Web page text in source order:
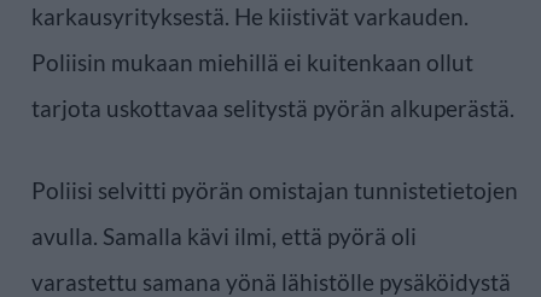
karkausyrityksestä. He kiistivät varkauden.
Poliisin mukaan miehillä ei kuitenkaan ollut
tarjota uskottavaa selitystä pyörän alkuperästä.
Poliisi selvitti pyörän omistajan tunnistetietojen
avulla. Samalla kävi ilmi, että pyörä oli
varastettu samana yönä lähistölle pysäköidystä